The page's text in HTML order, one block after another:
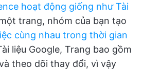
hoạt động giống như Tài
trang, nhóm của bạn tạo
cùng nhau trong thời gian
liệu Google, Trang bao gồm
theo dõi thay đổi, vì vậy